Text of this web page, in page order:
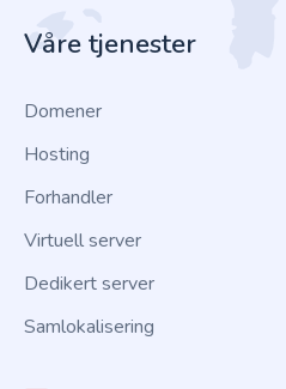
Våre tjenester
Domener
Hosting
Forhandler
Virtuell server
Dedikert server
Samlokalisering